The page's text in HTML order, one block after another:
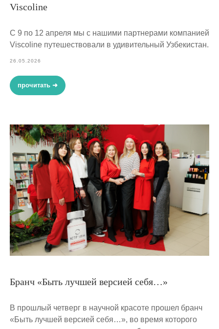
Viscoline
С 9 по 12 апреля мы с нашими партнерами компанией
Viscoline путешествовали в удивительный Узбекистан.
26.05.2026
прочитать ➜
Бранч «Быть лучшей версией себя…»
В прошлый четверг в научной красоте прошел бранч
«Быть лучшей версией себя…», во время которого